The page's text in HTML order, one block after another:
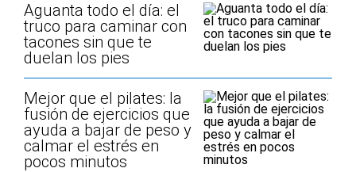
Aguanta todo el día: el
truco para caminar con
tacones sin que te
duelan los pies
Mejor que el pilates: la
fusión de ejercicios que
ayuda a bajar de peso y
calmar el estrés en
pocos minutos